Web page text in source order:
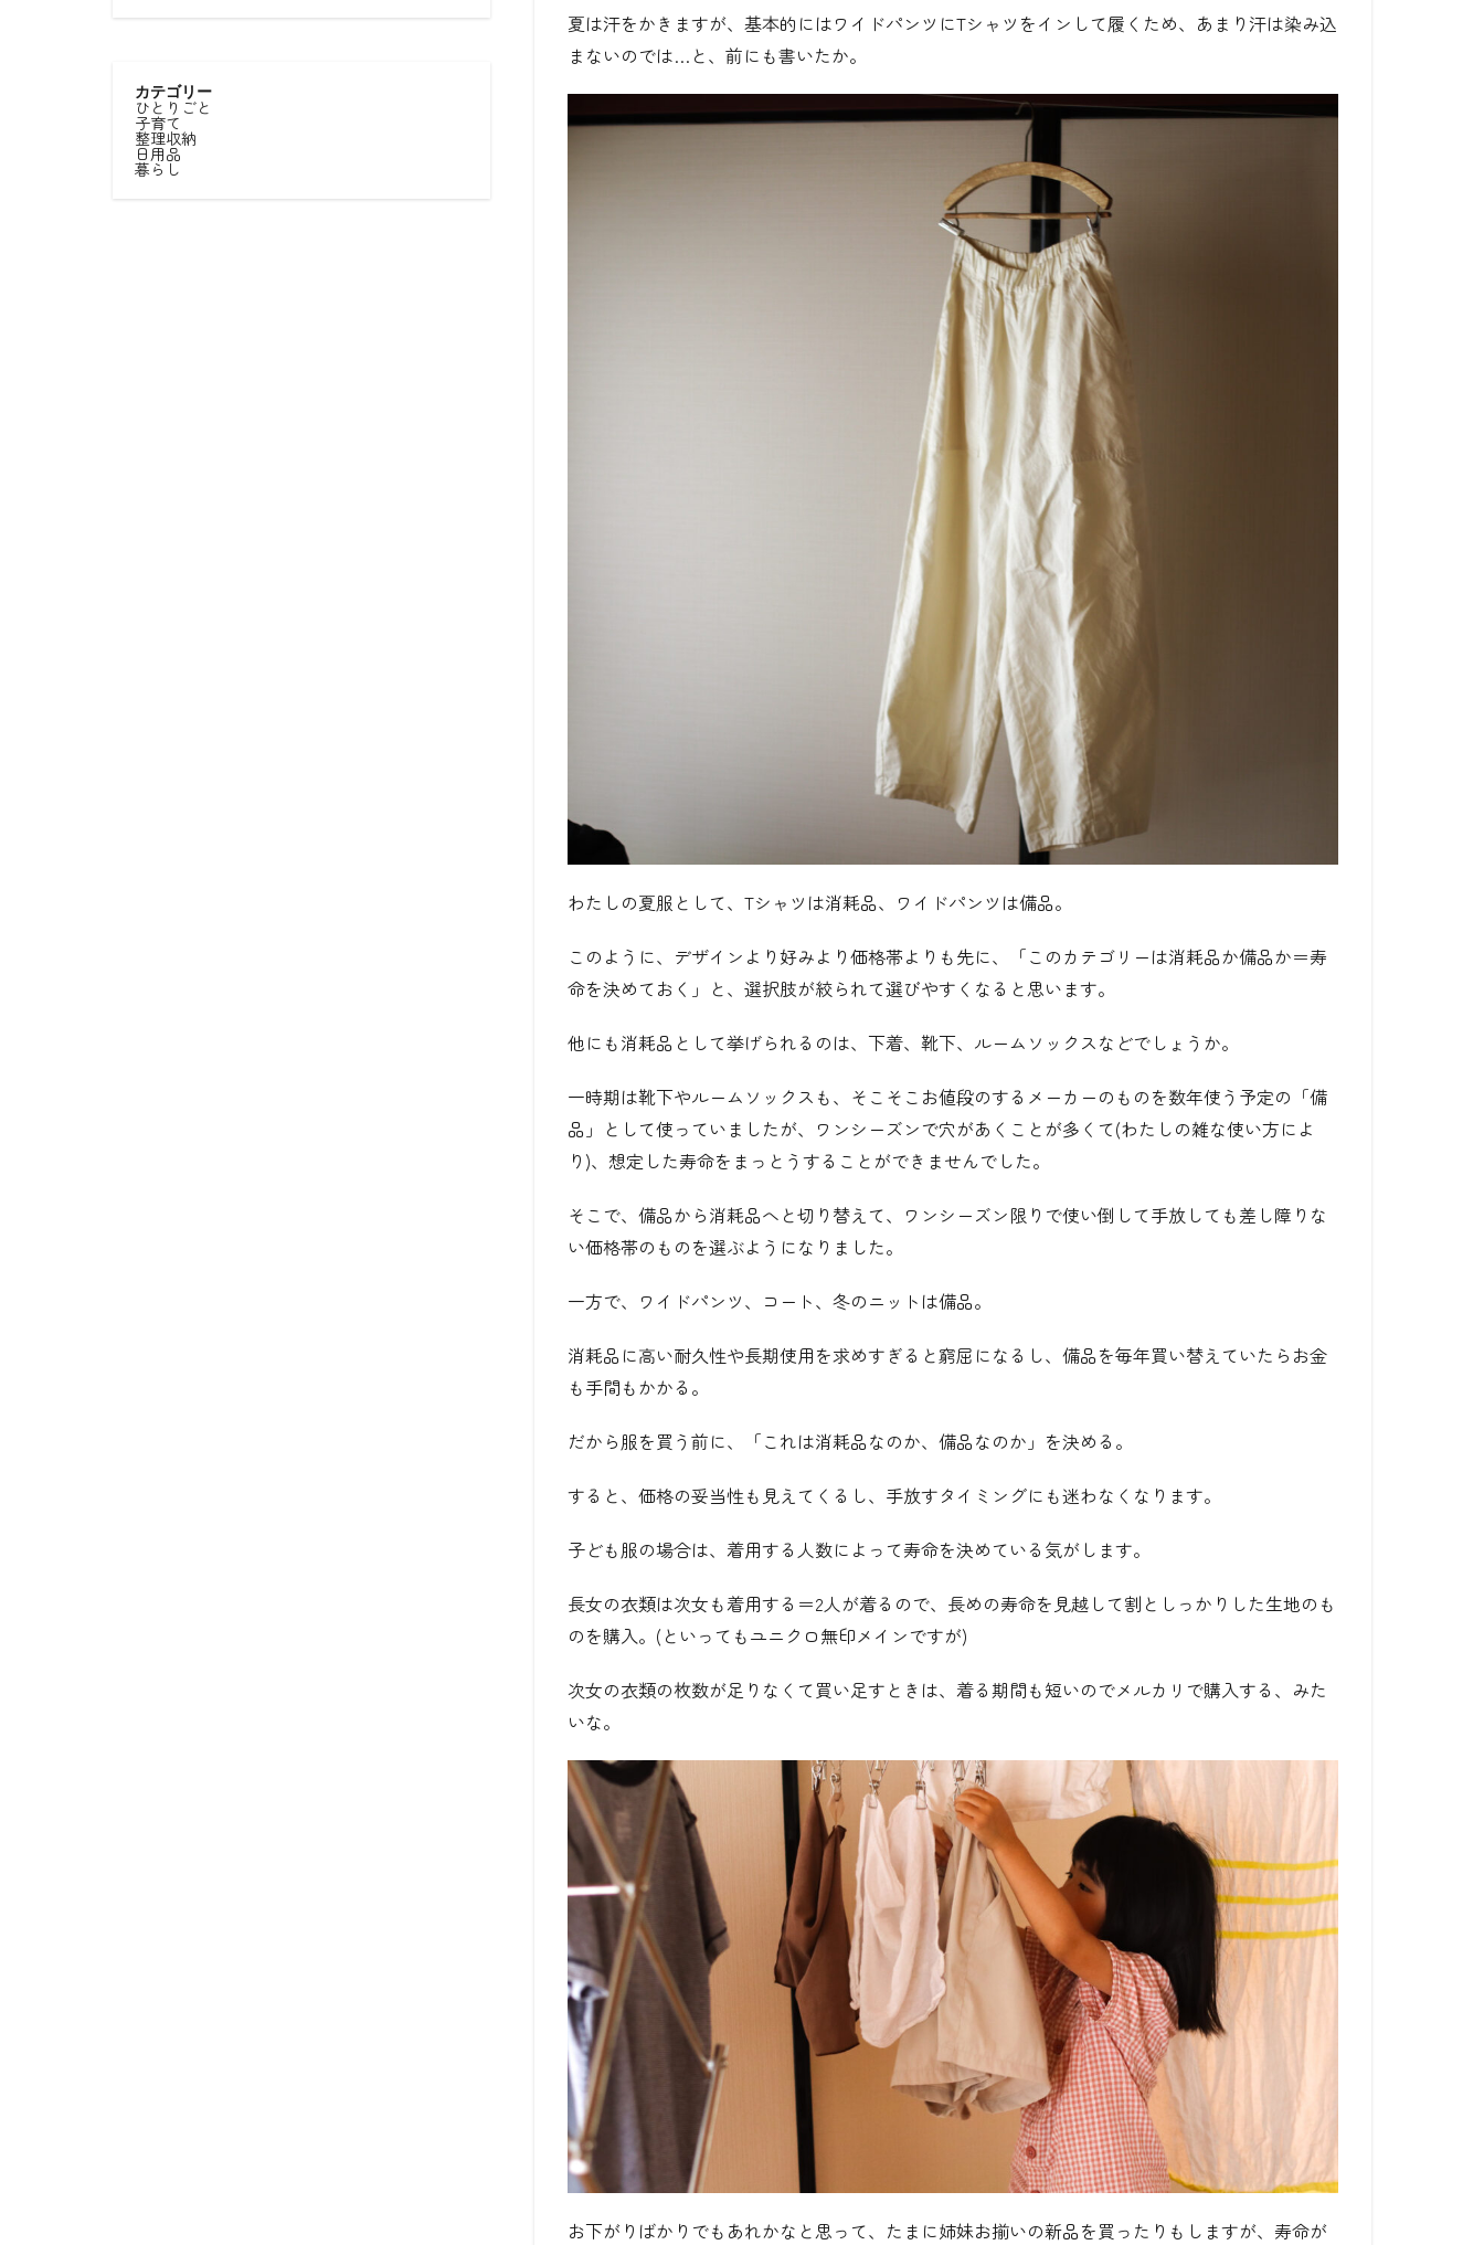
夏は汗をかきますが、基本的にはワイドパンツにTシャツをインして履くため、あまり汗は染み込
まないのでは…と、前にも書いたか。
わたしの夏服として、Tシャツは消耗品、ワイドパンツは備品。
このように、デザインより好みより価格帯よりも先に、「このカテゴリーは消耗品か備品か＝寿
命を決めておく」と、選択肢が絞られて選びやすくなると思います。
他にも消耗品として挙げられるのは、 下着、靴下、 ルームソックスなどでしょうか。
一時期は靴下やルームソックスも、そこそこお値段のするメーカーのものを数年使う予定の「備
品」として使っていましたが、ワンシーズンで穴があくことが多くて(わたしの雑な使い方によ
り)、想定した寿命をまっとうすることができませんでした。
そこで、備品から消耗品へと切り替えて、ワンシーズン限りで使い倒して手放しても差し障りな
い価格帯のものを選ぶようになりました。
一方で、 ワイドパンツ、 コート、 冬のニット は備品。
消耗品に高い耐久性や長期使用を求めすぎると窮屈になるし、備品を毎年買い替えていたらお金
も手間もかかる。
だから服を買う前に、 「これは消耗品なのか、備品なのか」 を決める。
すると、価格の妥当性も見えてくるし、手放すタイミングにも迷わなくなります。
子ども服の場合は、着用する人数によって寿命を決めている気がします。
長女の衣類は次女も着用する＝2人が着るので、長めの寿命を見越して割としっかりした生地のも
のを購入。(といってもユニクロ無印メインですが)
次女の衣類の枚数が足りなくて買い足すときは、着る期間も短いのでメルカリで購入する、みた
いな。
お下がりばかりでもあれかなと思って、たまに姉妹お揃いの新品を買ったりもしますが、寿命が
カテゴリー
ひとりごと
子育て
整理収納
日用品
暮らし